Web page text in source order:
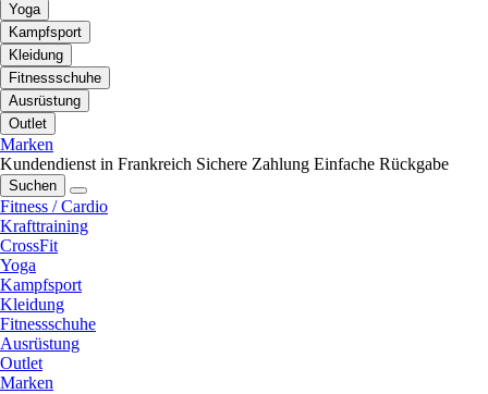
Yoga
Kampfsport
Kleidung
Fitnessschuhe
Ausrüstung
Outlet
Marken
Kundendienst in Frankreich Sichere Zahlung Einfache Rückgabe
Suchen
Fitness / Cardio
Krafttraining
CrossFit
Yoga
Kampfsport
Kleidung
Fitnessschuhe
Ausrüstung
Outlet
Marken